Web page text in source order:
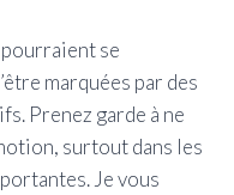
se
marquées par des
Prenez garde à ne
surtout dans les
Je vous